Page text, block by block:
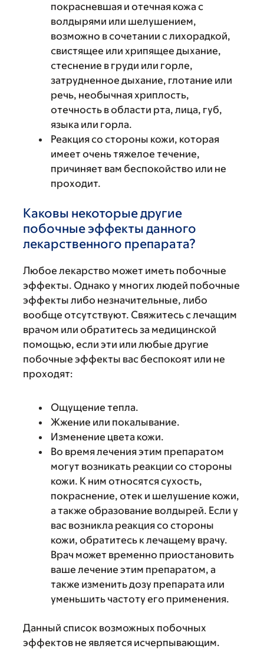
покрасневшая и отечная кожа с
волдырями или шелушением,
возможно в сочетании с лихорадкой,
свистящее или хрипящее дыхание,
стеснение в груди или горле,
затрудненное дыхание, глотание или
речь, необычная хриплость,
отечность в области рта, лица, губ,
языка или горла.
Реакция со стороны кожи, которая
имеет очень тяжелое течение,
причиняет вам беспокойство или не
проходит.
Каковы некоторые другие
побочные эффекты данного
лекарственного препарата?
Любое лекарство может иметь побочные
эффекты. Однако у многих людей побочные
эффекты либо незначительные, либо
вообще отсутствуют. Свяжитесь с лечащим
врачом или обратитесь за медицинской
помощью, если эти или любые другие
побочные эффекты вас беспокоят или не
проходят:
Ощущение тепла.
Жжение или покалывание.
Изменение цвета кожи.
Во время лечения этим препаратом
могут возникать реакции со стороны
кожи. К ним относятся сухость,
покраснение, отек и шелушение кожи,
а также образование волдырей. Если у
вас возникла реакция со стороны
кожи, обратитесь к лечащему врачу.
Врач может временно приостановить
ваше лечение этим препаратом, а
также изменить дозу препарата или
уменьшить частоту его применения.
Данный список возможных побочных
эффектов не является исчерпывающим.